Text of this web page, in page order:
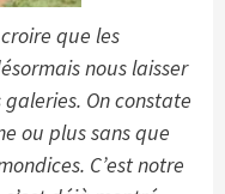
que les
nous laisser
On constate
ou plus sans que
C’est notre